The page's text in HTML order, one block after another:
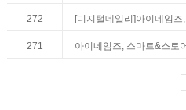
272 [디지털데일리]아이네임
271 아이네임즈, 스마트&스토